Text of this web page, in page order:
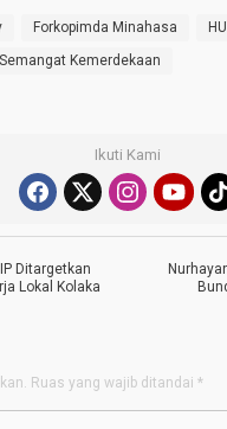
Forkopimda Minahasa
Semangat Kemerdekaan
Ikuti Kami
Ditargetkan
Lokal Kolaka
Ruas yang wajib ditandai *